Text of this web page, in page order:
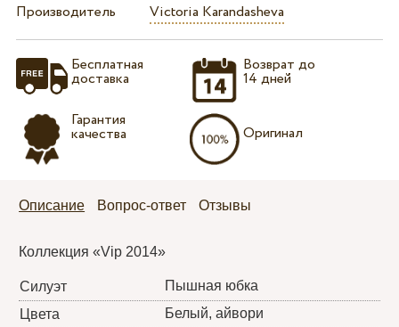
Производитель
Victoria Karandasheva
Бесплатная
доставка
Гарантия
качества
Возврат до
14 дней
Оригинал
Описание Вопрос-ответ Отзывы
Коллекция «Vip 2014»
Силуэт
Пышная юбка
Цвета
Белый, айвори